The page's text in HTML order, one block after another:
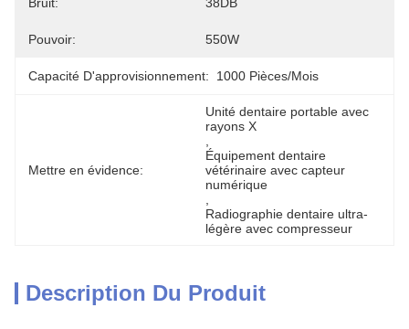
Pouvoir: 550W
Capacité D'approvisionnement: 1000 Pièces/mois
Mettre en évidence:
Unité dentaire portable avec
rayons X
Équipement dentaire
vétérinaire avec capteur
numérique
Radiographie dentaire ultra-
légère avec compresseur
Description Du Produit